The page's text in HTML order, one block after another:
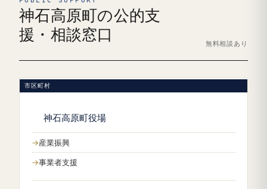
神石高原町の公的支
援・相談窓口
無料相談あり
市区町村
神石高原町役場
産業振興
事業者支援